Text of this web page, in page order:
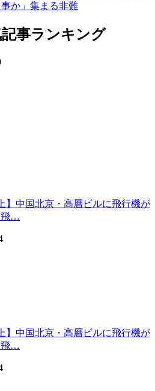
か」集まる非難
事ランキング
】中国北京・高層ビルに飛行機が
飛…
】中国北京・高層ビルに飛行機が
飛…